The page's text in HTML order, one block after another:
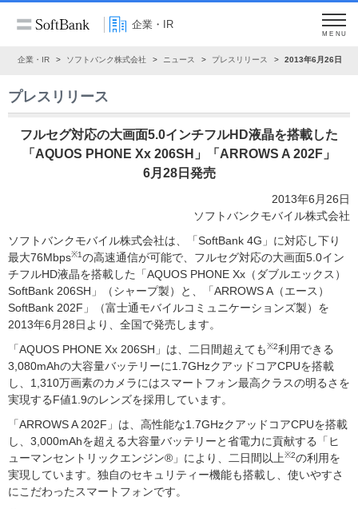
企業・IR
MENU
企業・IR ソフトバンク株式会社 ニュース プレスリリース 2013年6月26日
プレスリリース
フルセグ対応の大画面5.0インチフルHD液晶を搭載した
「AQUOS PHONE Xx 206SH」「ARROWS A 202F」
6月28日発売
2013年6月26日
ソフトバンクモバイル株式会社
ソフトバンクモバイル株式会社は、「SoftBank 4G」に対応し下り
最大76Mbps※1の高速通信が可能で、フルセグ対応の大画面5.0イン
チフルHD液晶を搭載した「AQUOS PHONE Xx（ダブルエックス）
SoftBank 206SH」（シャープ製）と、「ARROWS A（エース）
SoftBank 202F」（富士通モバイルコミュニケーションズ製）を
2013年6月28日より、全国で発売します。
「AQUOS PHONE Xx 206SH」は、二日間超えても※2利用できる
3,080mAhの大容量バッテリーに1.7GHzクアッドコアCPUを搭載
し、1,310万画素のカメラにはスマートフォン最高クラスの明るさを
実現するF値1.9のレンズを採用しています。
「ARROWS A 202F」は、高性能な1.7GHzクアッドコアCPUを搭載
し、3,000mAhを超える大容量バッテリーと省電力に貢献する「ヒ
ューマンセントリックエンジン®」により、二日間以上※2の利用を
実現しています。独自のセキュリティー機能も搭載し、使いやすさ
にこだわったスマートフォンです。